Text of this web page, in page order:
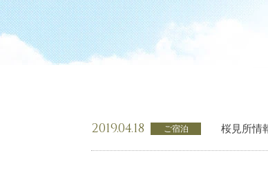
2019.04.18 ご宿泊 桜見所情